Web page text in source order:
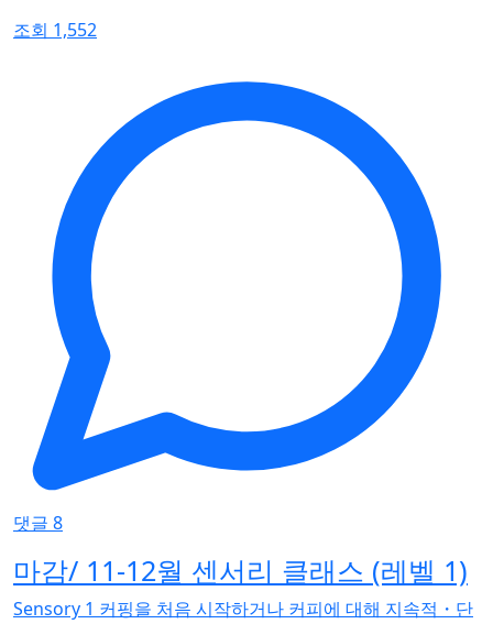
조회 1,552
댓글 8
마감/ 11-12월 센서리 클래스 (레벨 1)
Sensory 1 커핑을 처음 시작하거나 커피에 대해 지속적・단